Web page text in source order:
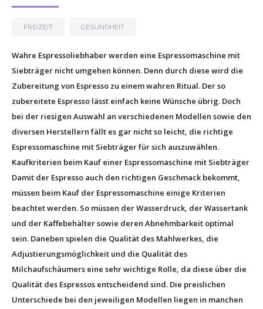
FREIZEIT GESUNDHEIT
Wahre Espressoliebhaber werden eine Espressomaschine mit
Siebträger nicht umgehen können. Denn durch diese wird die
Zubereitung von Espresso zu einem wahren Ritual. Der so
zubereitete Espresso lässt einfach keine Wünsche übrig. Doch
bei der riesigen Auswahl an verschiedenen Modellen sowie den
diversen Herstellern fällt es gar nicht so leicht, die richtige
Espressomaschine mit Siebträger für sich auszuwählen.
Kaufkriterien beim Kauf einer Espressomaschine mit Siebträger
Damit der Espresso auch den richtigen Geschmack bekommt,
müssen beim Kauf der Espressomaschine einige Kriterien
beachtet werden. So müssen der Wasserdruck, der Wassertank
und der Kaffebehälter sowie deren Abnehmbarkeit optimal
sein. Daneben spielen die Qualität des Mahlwerkes, die
Adjustierungsmöglichkeit und die Qualität des
Milchaufschäumers eine sehr wichtige Rolle, da diese über die
Qualität des Espressos entscheidend sind. Die preislichen
Unterschiede bei den jeweiligen Modellen liegen in manchen